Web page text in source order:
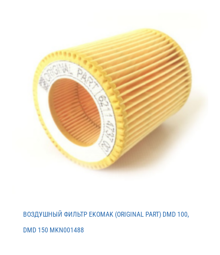
ВОЗДУШНЫЙ ФИЛЬТР EKOMAK (ORIGINAL PART) DMD 100,
DMD 150 MKN001488